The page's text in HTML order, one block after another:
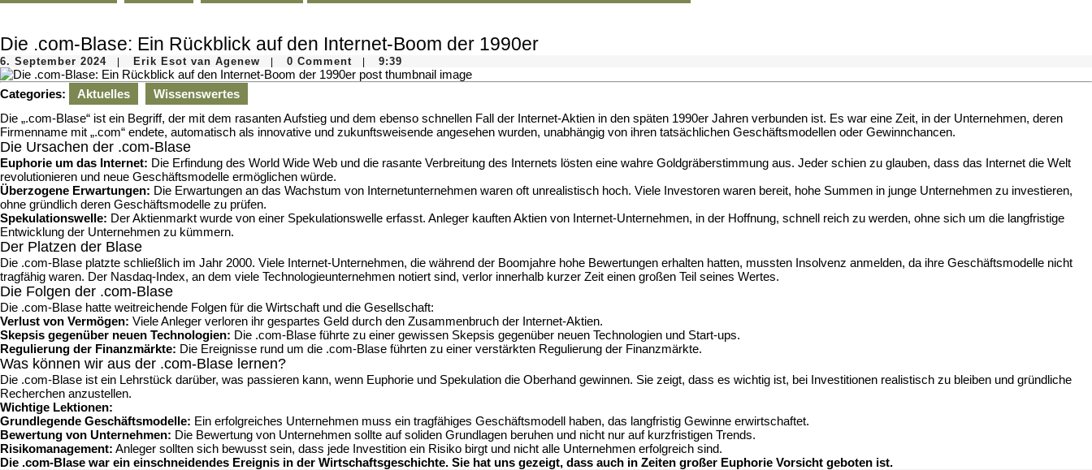
Die .com-Blase: Ein Rückblick auf den Internet-Boom der 1990er
6. September 20246.
September
2024
Erik Esot van AgenewErik
Esot
van
0 Comment 9:39
Categories: Aktuelles
Wissenswertes
Die „.com-Blase“ ist ein Begriff, der mit dem rasanten Aufstieg und dem ebenso schnellen Fall der Internet-Aktien in den späten 1990er Jahren verbunden ist. Es war eine Zeit, in der Unternehmen, deren
Firmenname mit „.com“ endete, automatisch als innovative und zukunftsweisende angesehen wurden, unabhängig von ihren tatsächlichen Geschäftsmodellen oder Gewinnchancen.
Die Ursachen der .com-Blase
Euphorie um das Internet: Die Erfindung des World Wide Web und die rasante Verbreitung des Internets lösten eine wahre Goldgräberstimmung aus. Jeder schien zu glauben, dass das Internet die Welt
revolutionieren und neue Geschäftsmodelle ermöglichen würde.
Überzogene Erwartungen: Die Erwartungen an das Wachstum von Internetunternehmen waren oft unrealistisch hoch. Viele Investoren waren bereit, hohe Summen in junge Unternehmen zu investieren,
ohne gründlich deren Geschäftsmodelle zu prüfen.
Spekulationswelle: Der Aktienmarkt wurde von einer Spekulationswelle erfasst. Anleger kauften Aktien von Internet-Unternehmen, in der Hoffnung, schnell reich zu werden, ohne sich um die langfristige
Entwicklung der Unternehmen zu kümmern.
Der Platzen der Blase
Die .com-Blase platzte schließlich im Jahr 2000. Viele Internet-Unternehmen, die während der Boomjahre hohe Bewertungen erhalten hatten, mussten Insolvenz anmelden, da ihre Geschäftsmodelle nicht
tragfähig waren. Der Nasdaq-Index, an dem viele Technologieunternehmen notiert sind, verlor innerhalb kurzer Zeit einen großen Teil seines Wertes.
Die Folgen der .com-Blase
Die .com-Blase hatte weitreichende Folgen für die Wirtschaft und die Gesellschaft:
Verlust von Vermögen: Viele Anleger verloren ihr gespartes Geld durch den Zusammenbruch der Internet-Aktien.
Skepsis gegenüber neuen Technologien: Die .com-Blase führte zu einer gewissen Skepsis gegenüber neuen Technologien und Start-ups.
Regulierung der Finanzmärkte: Die Ereignisse rund um die .com-Blase führten zu einer verstärkten Regulierung der Finanzmärkte.
Was können wir aus der .com-Blase lernen?
Die .com-Blase ist ein Lehrstück darüber, was passieren kann, wenn Euphorie und Spekulation die Oberhand gewinnen. Sie zeigt, dass es wichtig ist, bei Investitionen realistisch zu bleiben und gründliche
Recherchen anzustellen.
Wichtige Lektionen:
Grundlegende Geschäftsmodelle: Ein erfolgreiches Unternehmen muss ein tragfähiges Geschäftsmodell haben, das langfristig Gewinne erwirtschaftet.
Bewertung von Unternehmen: Die Bewertung von Unternehmen sollte auf soliden Grundlagen beruhen und nicht nur auf kurzfristigen Trends.
Risikomanagement: Anleger sollten sich bewusst sein, dass jede Investition ein Risiko birgt und nicht alle Unternehmen erfolgreich sind.
Die .com-Blase war ein einschneidendes Ereignis in der Wirtschaftsgeschichte. Sie hat uns gezeigt, dass auch in Zeiten großer Euphorie Vorsicht geboten ist.